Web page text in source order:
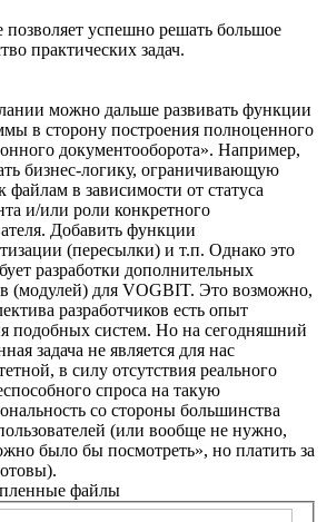
позволяет успешно решать большое
практических задач.
можно дальше развивать функции
в сторону построения полноценного
документооборота». Например,
бизнес-логику, ограничивающую
файлам в зависимости от статуса
и/или роли конкретного
Добавить функции
(пересылки) и т.п. Однако это
разработки дополнительных
(модулей) для VOGBIT. Это возможно,
разработчиков есть опыт
подобных систем. Но на сегодняшний
задача не является для нас
в силу отсутствия реального
спроса на такую
со стороны большинства
(или вообще не нужно,
было бы посмотреть», но платить за
файлы